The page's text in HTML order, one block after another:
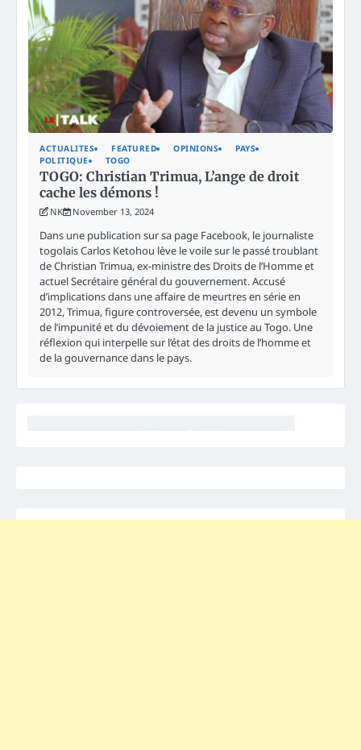
ACTUALITES FEATURED OPINIONS
PAYS
POLITIQUE
TOGO
TOGO: Christian Trimua, L’ange de droit
cache les démons !
NK November 13, 2024
Dans une publication sur sa page Facebook, le journaliste
togolais Carlos Ketohou lève le voile sur le passé troublant
de Christian Trimua, ex-ministre des Droits de l’Homme et
actuel Secrétaire général du gouvernement. Accusé
d’implications dans une affaire de meurtres en série en
2012, Trimua, figure controversée, est devenu un symbole
de l’impunité et du dévoiement de la justice au Togo. Une
réflexion qui interpelle sur l’état des droits de l’homme et
de la gouvernance dans le pays.